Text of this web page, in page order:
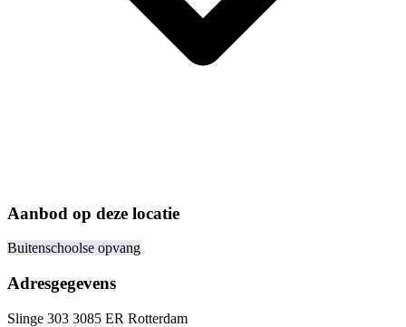
Aanbod op deze locatie
Buitenschoolse opvang
Adresgegevens
Slinge 303 3085 ER Rotterdam